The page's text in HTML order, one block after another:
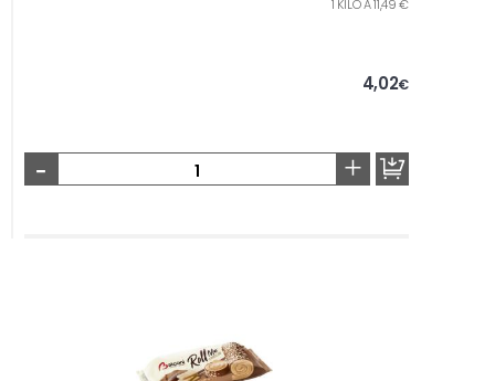
1 KILO A 11,49 €
4,02€
- +